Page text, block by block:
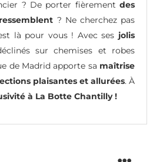
? De porter fièrement des
? Ne cherchez pas
là pour vous ! Avec ses jolis
sur chemises et robes
de Madrid apporte sa maîtrise
plaisantes et allurées. À
à La Botte Chantilly !